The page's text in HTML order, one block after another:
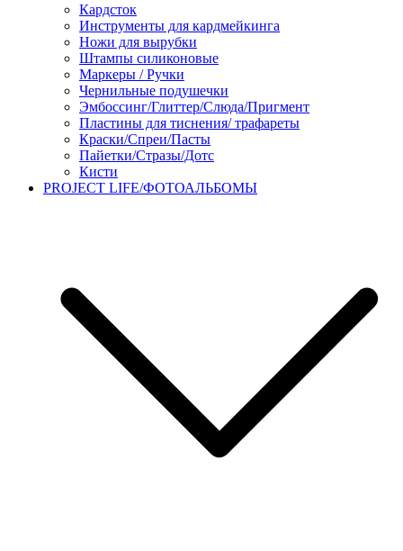
Кардсток
Инструменты для кардмейкинга
Ножи для вырубки
Штампы силиконовые
Маркеры / Ручки
Чернильные подушечки
Эмбоссинг/Глиттер/Слюда/Пригмент
Пластины для тиснения/ трафареты
Краски/Спреи/Пасты
Пайетки/Стразы/Дотс
Кисти
PROJECT LIFE/ФОТОАЛЬБОМЫ